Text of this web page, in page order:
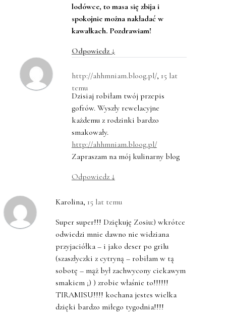
lodówce, to masa się zbija i
spokojnie można nakładać w
kawałkach. Pozdrawiam!
Odpowiedz ↓
http://ahhmniam.bloog.pl/, 15 lat
temu
Dzisiaj robiłam twój przepis
gofrów. Wyszły rewelacyjne
każdemu z rodzinki bardzo
smakowały.
http://ahhmniam.bloog.pl/
Zapraszam na mój kulinarny blog
Odpowiedz ↓
Karolina, 15 lat temu
Super super!!! Dziękuję Zosiu:) wkrótce
odwiedzi mnie dawno nie widziana
przyjaciółka – i jako deser po grilu
(szaszłyczki z cytryną – robiłam w tą
sobotę – mąż był zachwycony ciekawym
smakiem ;) ) zrobie właśnie to!!!!!!
TIRAMISU!!!! kochana jestes wielka
dzięki bardzo miłego tygodnia!!!!